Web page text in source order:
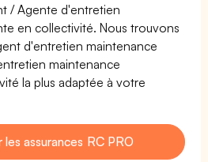
/ Agente d'entretien
en collectivité. Nous trouvons
d'entretien maintenance
maintenance
la plus adaptée à votre
les assurances RC PRO